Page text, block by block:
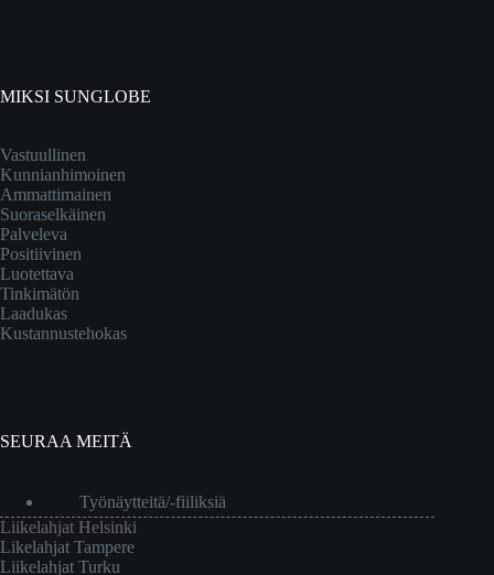
MIKSI SUNGLOBE
Vastuullinen
Kunnianhimoinen
Ammattimainen
Suoraselkäinen
Palveleva
Positiivinen
Luotettava
Tinkimätön
Laadukas
Kustannustehokas
SEURAA MEITÄ
Työnäytteitä/-fiiliksiä
Liikelahjat Helsinki
Likelahjat Tampere
Liikelahjat Turku